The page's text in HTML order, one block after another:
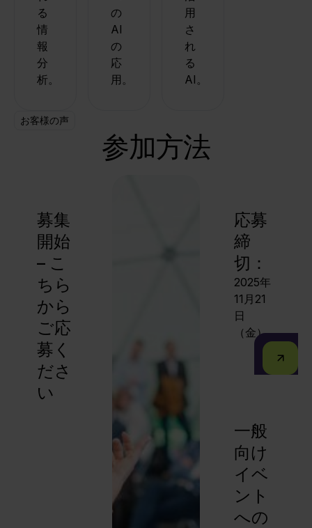
る
情
報
分
析。
の
AI
の
応
用。
用
さ
れ
る
AI。
お客様の声
参加方法
募集
開始
– こ
ちら
から
ご応
募く
ださ
い
応募
締
切：
2025年
11月21
日
（金）
一般
向け
イベ
ント
への